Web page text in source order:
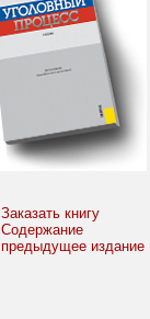
Заказать книгу
Содержание
предыдущее издание